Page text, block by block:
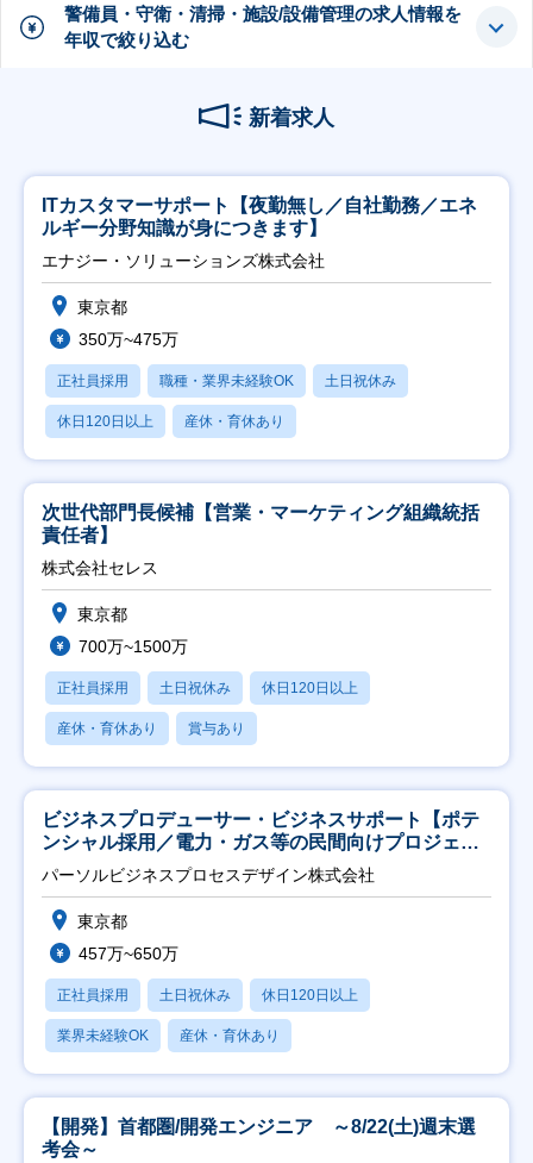
警備員・守衛・清掃・施設/設備管理の求人情報を
年収で絞り込む
新着求人
ITカスタマーサポート【夜勤無し／自社勤務／エネ
ルギー分野知識が身につきます】
エナジー・ソリューションズ株式会社
東京都
350万~475万
正社員採用 職種・業界未経験OK 土日祝休み
休日120日以上 産休・育休あり
次世代部門長候補【営業・マーケティング組織統括
責任者】
株式会社セレス
東京都
700万~1500万
正社員採用 土日祝休み 休日120日以上
産休・育休あり 賞与あり
ビジネスプロデューサー・ビジネスサポート【ポテ
ンシャル採用／電力・ガス等の民間向けプロジェク
ト推進】
パーソルビジネスプロセスデザイン株式会社
東京都
457万~650万
正社員採用 土日祝休み 休日120日以上
業界未経験OK 産休・育休あり
【開発】首都圏/開発エンジニア ～8/22(土)週末選
考会～